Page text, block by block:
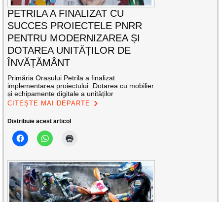
PETRILA A FINALIZAT CU
SUCCES PROIECTELE PNRR
PENTRU MODERNIZAREA ȘI
DOTAREA UNITĂȚILOR DE
ÎNVĂȚĂMÂNT
Primăria Orașului Petrila a finalizat
implementarea proiectului „Dotarea cu mobilier
și echipamente digitale a unităților
CITEȘTE MAI DEPARTE
Distribuie acest articol